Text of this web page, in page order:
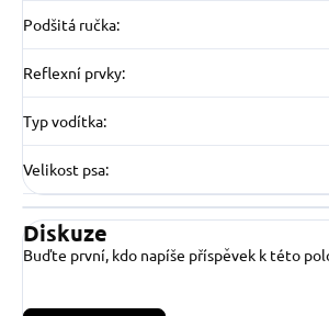
Podšitá ručka:
Reflexní prvky:
Typ vodítka:
Velikost psa:
Diskuze
Buďte první, kdo napíše příspěvek k této